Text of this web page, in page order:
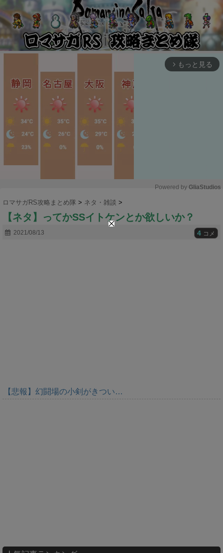
arrow_forward_ios もっと見る
u
Powered by GliaStudios
ロマサガRS攻略まとめ隊 > ネタ・雑談 >
【ネタ】ってかSSイトケンとか欲しいか？
2021/08/13 4 コメ
【悲報】幻闘場の小剣がきつい…